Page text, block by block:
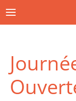
au